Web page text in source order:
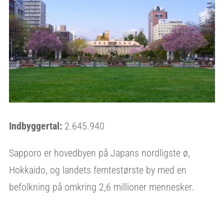
Indbyggertal:2.645.940
Sapporo er hovedbyen på Japans nordligste ø,
Hokkaido, og landets femtestørste by med en
befolkning på omkring 2,6 millioner mennesker.